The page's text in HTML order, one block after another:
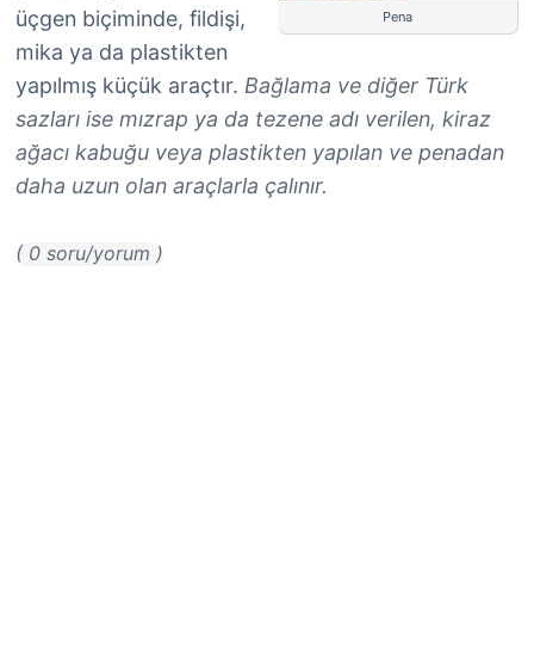
Pena
üçgen biçiminde, fildişi,
mika ya da plastikten
yapılmış küçük araçtır. Bağlama ve diğer Türk
sazları ise mızrap ya da tezene adı verilen, kiraz
ağacı kabuğu veya plastikten yapılan ve penadan
daha uzun olan araçlarla çalınır.
( 0 soru/yorum )